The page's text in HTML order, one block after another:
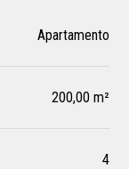
Apartamento
200,00 m²
4